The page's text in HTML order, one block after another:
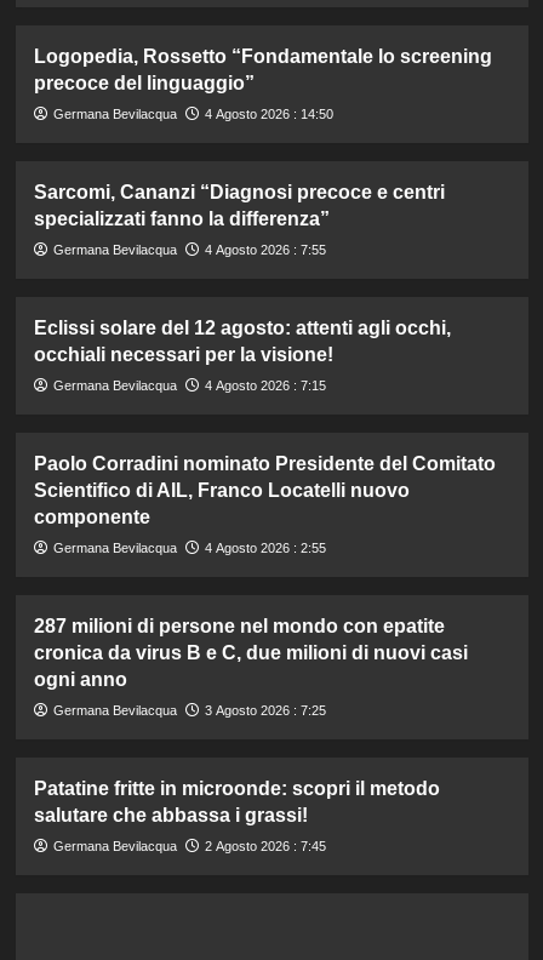
Logopedia, Rossetto “Fondamentale lo screening
precoce del linguaggio”
Germana Bevilacqua 4 Agosto 2026 : 14:50
Sarcomi, Cananzi “Diagnosi precoce e centri
specializzati fanno la differenza”
Germana Bevilacqua 4 Agosto 2026 : 7:55
Eclissi solare del 12 agosto: attenti agli occhi,
occhiali necessari per la visione!
Germana Bevilacqua 4 Agosto 2026 : 7:15
Paolo Corradini nominato Presidente del Comitato
Scientifico di AIL, Franco Locatelli nuovo
componente
Germana Bevilacqua 4 Agosto 2026 : 2:55
287 milioni di persone nel mondo con epatite
cronica da virus B e C, due milioni di nuovi casi
ogni anno
Germana Bevilacqua 3 Agosto 2026 : 7:25
Patatine fritte in microonde: scopri il metodo
salutare che abbassa i grassi!
Germana Bevilacqua 2 Agosto 2026 : 7:45